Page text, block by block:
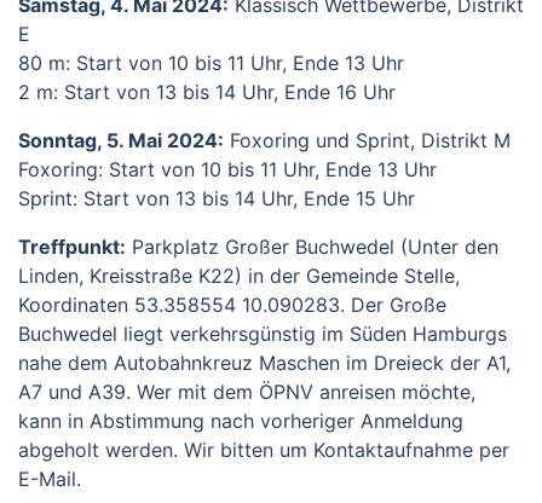
Samstag, 4. Mai 2024: Klassisch Wettbewerbe, Distrikt
E
80 m: Start von 10 bis 11 Uhr, Ende 13 Uhr
2 m: Start von 13 bis 14 Uhr, Ende 16 Uhr
Sonntag, 5. Mai 2024: Foxoring und Sprint, Distrikt M
Foxoring: Start von 10 bis 11 Uhr, Ende 13 Uhr
Sprint: Start von 13 bis 14 Uhr, Ende 15 Uhr
Treffpunkt: Parkplatz Großer Buchwedel (Unter den
Linden, Kreisstraße K22) in der Gemeinde Stelle,
Koordinaten 53.358554 10.090283. Der Große
Buchwedel liegt verkehrsgünstig im Süden Hamburgs
nahe dem Autobahnkreuz Maschen im Dreieck der A1,
A7 und A39. Wer mit dem ÖPNV anreisen möchte,
kann in Abstimmung nach vorheriger Anmeldung
abgeholt werden. Wir bitten um Kontaktaufnahme per
E-Mail.